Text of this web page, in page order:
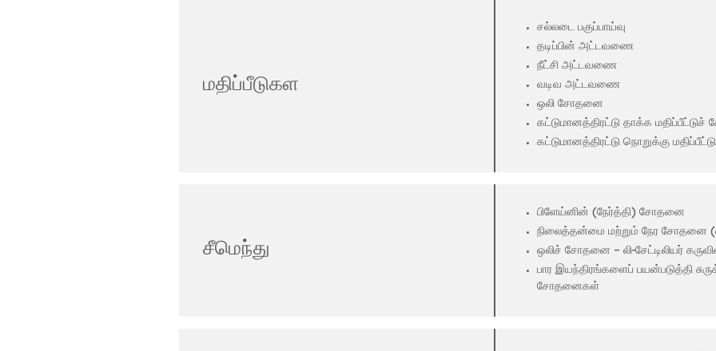
மதிப்பீடுகள
சல்லடை பகுப்பாய்வு
தடிப்பின் அட்டவணை
நீட்சி அட்டவணை
வடிவ அட்டவணை
ஒலி சோதனை
கட்டுமானத்திரட்டு தாக்க
கட்டுமானத்திரட்டு நொறுக்கு
சீமெந்து
பிளேய்னின் (நேர்த்தி) சோதனை
நிலைத்தன்மை மற்றும் நேர சோதனை
ஒலிச் சோதனை – லி-சேட்டிலியர்
பார இயந்திரங்களைப் பயன்படுத்தி
சோதனைகள்